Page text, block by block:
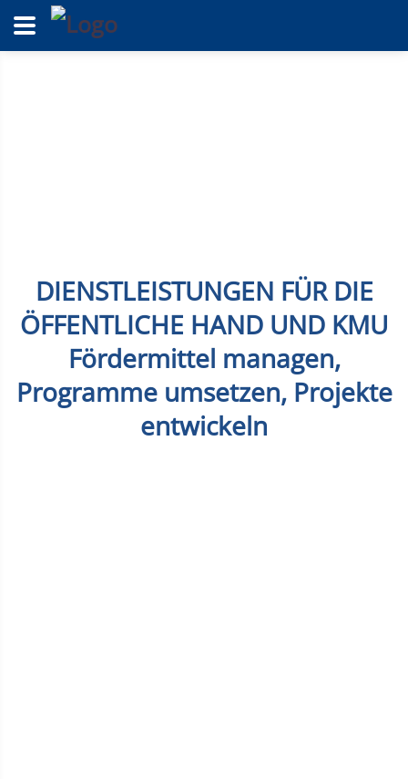
DIENSTLEISTUNGEN FÜR DIE
ÖFFENTLICHE HAND UND KMU
Fördermittel managen,
Programme umsetzen, Projekte
entwickeln